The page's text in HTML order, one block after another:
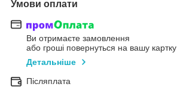
Умови оплати
Ви отримаєте замовлення
або гроші повернуться на вашу картку
Детальніше
Післяплата